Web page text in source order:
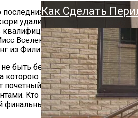
Как Сделать
секунд конкурса, до
удалится в совещательную
и известное
Вселенная») из Венесуэлы и
из Филиппин.
не быть безразличными к судьбе
сегодня проголосует
почетный титул и корону
Кто станет победителем
финальный конкурс.